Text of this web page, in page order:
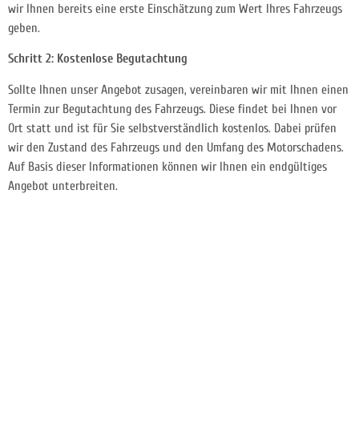
wir Ihnen bereits eine erste Einschätzung zum Wert Ihres Fahrzeugs
geben.
Schritt 2: Kostenlose Begutachtung
Sollte Ihnen unser Angebot zusagen, vereinbaren wir mit Ihnen einen
Termin zur Begutachtung des Fahrzeugs. Diese findet bei Ihnen vor
Ort statt und ist für Sie selbstverständlich kostenlos. Dabei prüfen
wir den Zustand des Fahrzeugs und den Umfang des Motorschadens.
Auf Basis dieser Informationen können wir Ihnen ein endgültiges
Angebot unterbreiten.